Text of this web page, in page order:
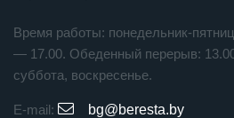
Время работы: понедельник-
— 17.00. Обеденный перерыв:
суббота, воскресенье.
E-mail: bg@beresta.by